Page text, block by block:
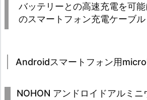
バッテリーとの高速充電を可
のスマートフォン充電ケーブル
Androidスマートフォン用
NOHON アンドロイドアルミニ